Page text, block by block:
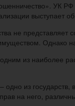
УК
выступает
не представляет
Однако
из наиболее
одно из
на него,